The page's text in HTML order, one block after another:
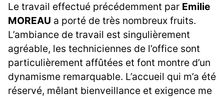
Le travail effectué précédemment par Emilie
MOREAU a porté de très nombreux fruits.
L’ambiance de travail est singulièrement
agréable, les techniciennes de l’office sont
particulièrement affûtées et font montre d’un
dynamisme remarquable. L’accueil qui m’a été
réservé, mêlant bienveillance et exigence me